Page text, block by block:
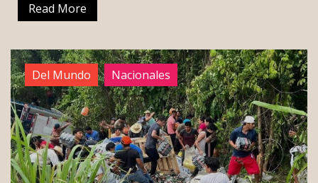
Read More
Del Mundo Nacionales